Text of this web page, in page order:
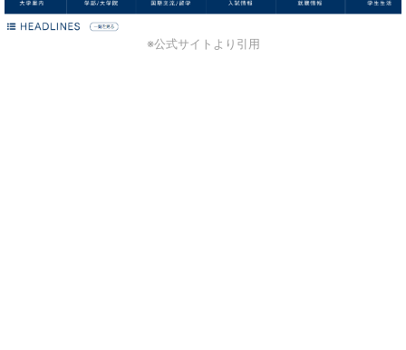
※公式サイトより引用